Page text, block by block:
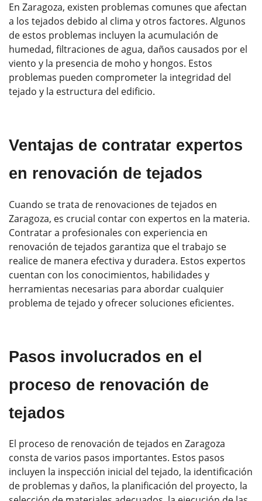
En Zaragoza, existen problemas comunes que afectan
a los tejados debido al clima y otros factores. Algunos
de estos problemas incluyen la acumulación de
humedad, filtraciones de agua, daños causados por el
viento y la presencia de moho y hongos. Estos
problemas pueden comprometer la integridad del
tejado y la estructura del edificio.
Ventajas de contratar expertos
en renovación de tejados
Cuando se trata de renovaciones de tejados en
Zaragoza, es crucial contar con expertos en la materia.
Contratar a profesionales con experiencia en
renovación de tejados garantiza que el trabajo se
realice de manera efectiva y duradera. Estos expertos
cuentan con los conocimientos, habilidades y
herramientas necesarias para abordar cualquier
problema de tejado y ofrecer soluciones eficientes.
Pasos involucrados en el
proceso de renovación de
tejados
El proceso de renovación de tejados en Zaragoza
consta de varios pasos importantes. Estos pasos
incluyen la inspección inicial del tejado, la identificación
de problemas y daños, la planificación del proyecto, la